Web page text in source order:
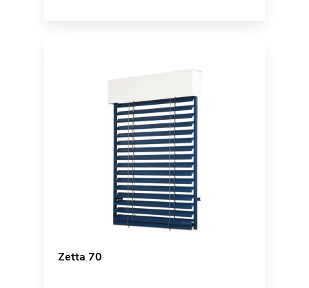
Zetta 70